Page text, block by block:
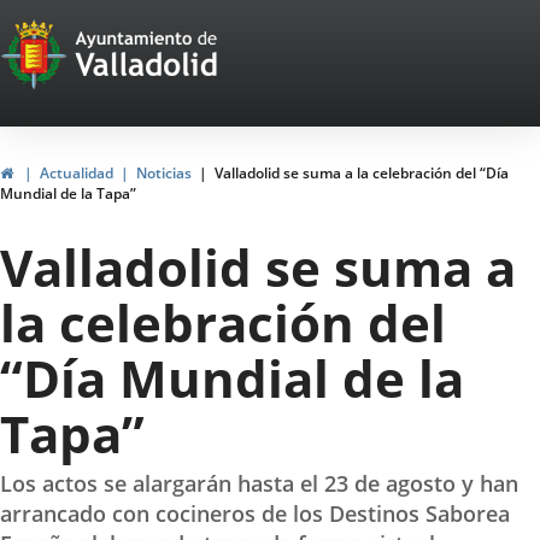
Portal
Web
del
Ayuntamiento
de
Valladolid
HomeActualidad Noticias
Valladolid se suma a la celebración del “Día
Mundial de la Tapa”
Valladolid se suma a
la celebración del
“Día Mundial de la
Tapa”
Los actos se alargarán hasta el 23 de agosto y han
arrancado con cocineros de los Destinos Saborea